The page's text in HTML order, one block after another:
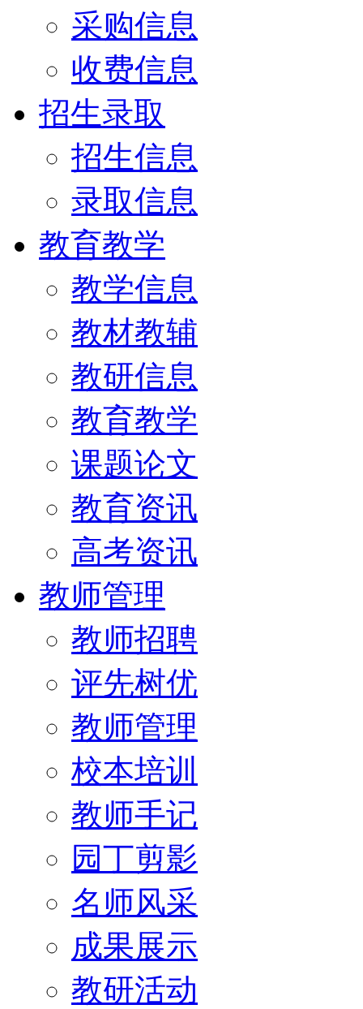
采购信息
收费信息
招生录取
招生信息
录取信息
教育教学
教学信息
教材教辅
教研信息
教育教学
课题论文
教育资讯
高考资讯
教师管理
教师招聘
评先树优
教师管理
校本培训
教师手记
园丁剪影
名师风采
成果展示
教研活动